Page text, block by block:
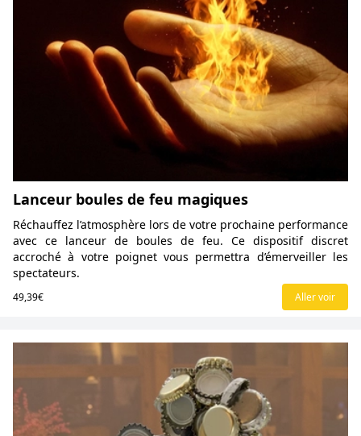
Lanceur boules de feu magiques
Réchauffez l’atmosphère lors de votre prochaine performance
avec ce lanceur de boules de feu. Ce dispositif discret
accroché à votre poignet vous permettra d’émerveiller les
spectateurs.
49,39€ Aller voir